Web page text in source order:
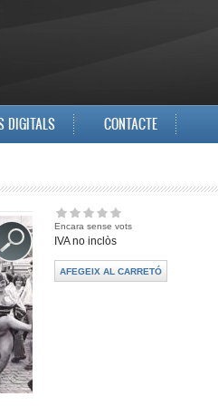
DIGITALS CONTACTE
Encara sense vots
IVA no inclòs